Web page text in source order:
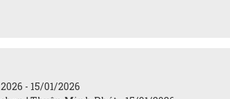
- 15/01/2026